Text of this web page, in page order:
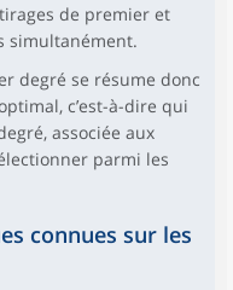
de premier et
simultanément.
degré se résume donc
c’est-à-dire qui
associée aux
parmi les
connues sur les